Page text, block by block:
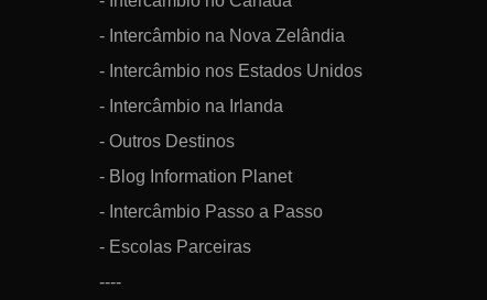
- Intercâmbio na Nova Zelândia
- Intercâmbio nos Estados Unidos
- Intercâmbio na Irlanda
- Outros Destinos
- Blog Information Planet
- Intercâmbio Passo a Passo
- Escolas Parceiras
----